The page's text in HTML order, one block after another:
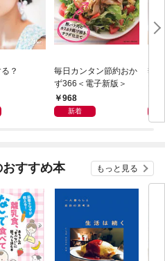
？
毎日カンタン節約おか
ず366＜電子新版＞
968
新着
季
すすめ本 もっと見る